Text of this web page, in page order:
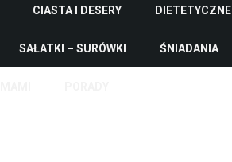
CIASTA I DESERY DIETETYCZNE
SAŁATKI – SURÓWKI ŚNIADANIA